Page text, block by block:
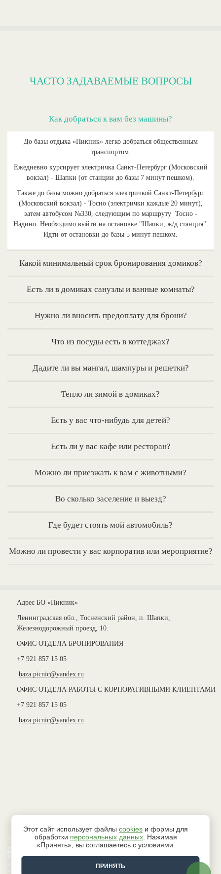
ЧАСТО ЗАДАВАЕМЫЕ ВОПРОСЫ
Как добраться к вам без машины?
До базы отдыха «Пикник» легко добраться общественным
транспортом.
Ежедневно курсирует электричка Санкт-Петербург (Московский
вокзал) - Шапки (от станции до базы 7 минут пешком).
Также до базы можно добраться электричкой Санкт-Петербург
(Московский вокзал) - Тосно (электрички каждые 20 минут),
затем автобусом №330, следующим по маршруту Тосно -
Надино. Необходимо выйти на остановке "Шапки, ж/д станция".
Идти от остановки до базы 5 минут пешком.
Какой минимальный срок бронирования домиков?
Есть ли в домиках санузлы и ванные комнаты?
Нужно ли вносить предоплату для брони?
Что из посуды есть в коттеджах?
Дадите ли вы мангал, шампуры и решетки?
Тепло ли зимой в домиках?
Есть у вас что-нибудь для детей?
Есть ли у вас кафе или ресторан?
Можно ли приезжать к вам с животными?
Во сколько заселение и выезд?
Где будет стоять мой автомобиль?
Можно ли провести у вас корпоратив или мероприятие?
Адрес БО «Пикник»
Ленинградская обл., Тосненский район, п. Шапки,
Железнодорожный проезд, 10.
ОФИС ОТДЕЛА БРОНИРОВАНИЯ
+7 921 857 15 05
baza.picnic@yandex.ru
ОФИС ОТДЕЛА РАБОТЫ С КОРПОРАТИВНЫМИ КЛИЕНТАМИ
+7 921 857 15 05
baza.picnic@yandex.ru
© 2026 База активного отдыха “Пикник”
Политика в области защиты Ваших персональных данных
Все сведения, размещенные на данном интернет-сайте, носят исключительно
Этот сайт использует файлы cookies и формы для
обработки персональных данных. Нажимая
«Принять», вы соглашаетесь с условиями.
ПРИНЯТЬ